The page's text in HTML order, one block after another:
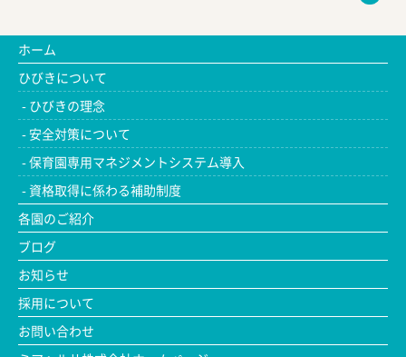
ホーム
ひびきについて
ひびきの理念
安全対策について
保育園専用マネジメントシステム導入
資格取得に係わる補助制度
各園のご紹介
ブログ
お知らせ
採用について
お問い合わせ